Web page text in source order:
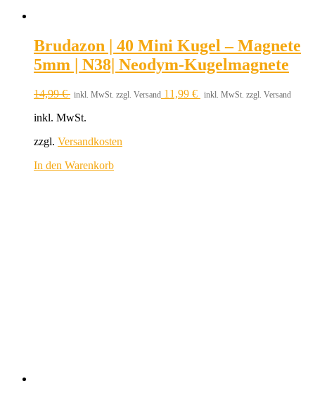
Brudazon | 40 Mini Kugel – Magnete
5mm | N38| Neodym-Kugelmagnete
14,99€ inkl. MwSt. zzgl. Versand 11,99 € inkl. MwSt. zzgl. Versand
inkl. MwSt.
zzgl. Versandkosten
In den Warenkorb